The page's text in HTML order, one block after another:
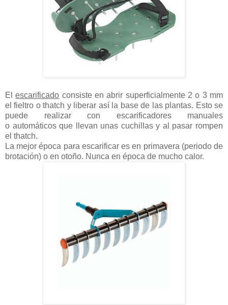
Elescarificado consiste en abrir superficialmente 2 o 3 mm
el fieltro o thatch y liberar así la base de las plantas. Esto se
puede realizar con escarificadores manuales
o automáticos que llevan unas cuchillas y al pasar rompen
el thatch.
La mejor época para escarificar es en primavera (periodo de
brotación) o en otoño. Nunca en época de mucho calor.